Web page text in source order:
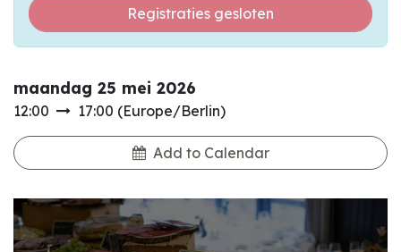
Registraties gesloten
maandag 25 mei 2026
12:00 17:00 (Europe/Berlin)
Add to Calendar